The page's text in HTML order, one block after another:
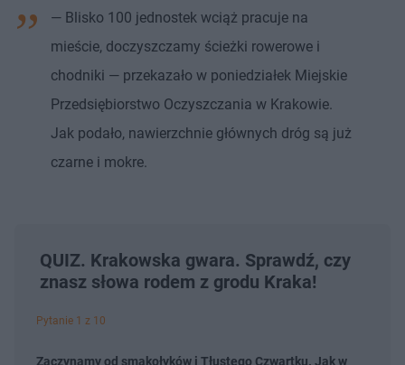
— Blisko 100 jednostek wciąż pracuje na
mieście, doczyszczamy ścieżki rowerowe i
chodniki — przekazało w poniedziałek Miejskie
Przedsiębiorstwo Oczyszczania w Krakowie.
Jak podało, nawierzchnie głównych dróg są już
czarne i mokre.
QUIZ. Krakowska gwara. Sprawdź, czy
znasz słowa rodem z grodu Kraka!
Pytanie 1 z 10
Zaczynamy od smakołyków i Tłustego Czwartku. Jak w